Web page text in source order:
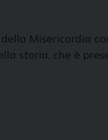
storia, che è